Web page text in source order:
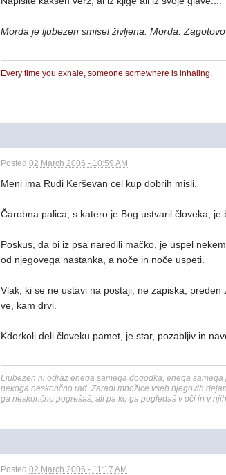
Morda je ljubezen smisel življena. Morda.
Every time you exhale, someone somewhere is inhaling.
Posted02 March 2006 - 10:59 AM
Meni ima Rudi Kerševan cel kup dobrih misli.
Čarobna palica, s katero je Bog ustvaril človeka,
Poskus, da bi iz psa naredili mačko, je uspel
od njegovega nastanka, a noče in noče uspeti.
Vlak, ki se ne ustavi na postaji, ne zapiska,
ve, kam drvi.
Kdorkoli deli človeku pamet, je star, pozabljiv in
Ljubezen ni odraz enega samega dogodka, enega
nekoga neskončno rad. Zaradi množice vseh njegovih
ga neskončno pogrešaš, ali pa ko ga pogledaš v oči in v
Posted02 March 2006 - 11:17 AM